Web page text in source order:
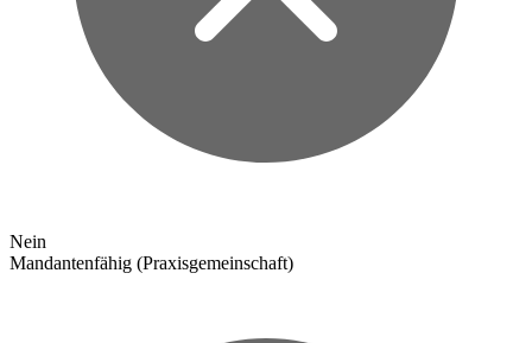
Nein
Mandantenfähig (Praxisgemeinschaft)